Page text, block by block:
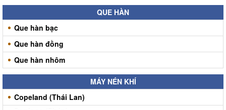
QUE HÀN
Que hàn bạc
Que hàn đồng
Que hàn nhôm
MÁY NÉN KHÍ
Copeland (Thái Lan)